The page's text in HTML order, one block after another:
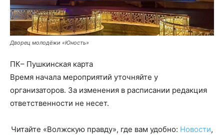
Дворец молодёжи «Юность»
ПК– Пушкинская карта
Время начала мероприятий уточняйте у
организаторов. За изменения в расписании редакция
ответственности не несет.
Читайте «Волжскую правду», где вам удобно: Новости,